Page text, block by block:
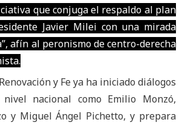
que conjuga el respaldo al plan
Javier Milei con una mirada
afín al peronismo de centro-derecha
y Fe ya ha iniciado diálogos
nacional como Emilio Monzó,
y Miguel Ángel Pichetto, y prepara